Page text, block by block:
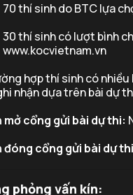
70 thí sinh do BTC lựa
30 thí sinh có lượt bình
www.kocvietnam.vn
hợp thí sinh có
nhận dựa trên bài dự
mở cổng gửi bài dự thi:
đóng cổng gửi bài dự
phỏng vấn kín: